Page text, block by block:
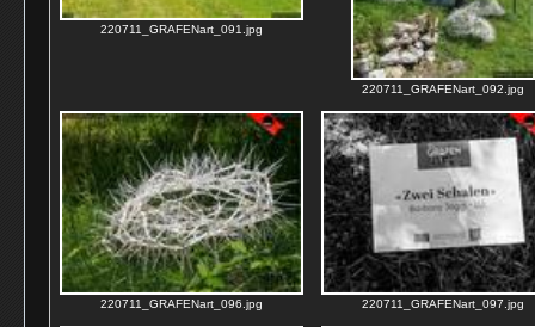
220711_GRAFENart_091.jpg
220711_GRAFENart_092.jpg
220711_GRAFENart_096.jpg 220711_GRAFENart_097.jpg